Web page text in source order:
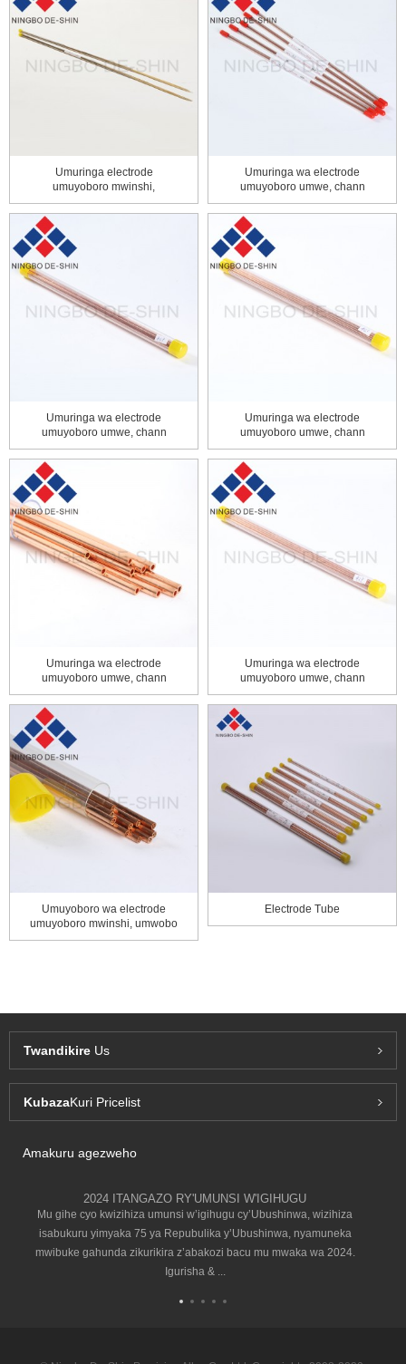
Umuringa electrode
umuyoboro mwinshi,
umuyoboro munini ...
Umuringa wa electrode
umuyoboro umwe, chann
imwe ...
Umuringa wa electrode
umuyoboro umwe, chann
imwe ...
Umuringa wa electrode
umuyoboro umwe, chann
imwe ...
Umuringa wa electrode
umuyoboro umwe, chann
imwe ...
Umuringa wa electrode
umuyoboro umwe, chann
imwe ...
Umuyoboro wa electrode
umuyoboro mwinshi, umwobo
mwinshi 5 ...
Electrode Tube
Twandikire Us
KubazaKuri Pricelist
Amakuru agezweho
2024 ITANGAZO RY'UMUNSI W'IGIHUGU
Mu gihe cyo kwizihiza umunsi w’igihugu cy’Ubushinwa, wizihiza
isabukuru yimyaka 75 ya Repubulika y’Ubushinwa, nyamuneka
mwibuke gahunda zikurikira z’abakozi bacu mu mwaka wa 2024.
Igurisha & ...